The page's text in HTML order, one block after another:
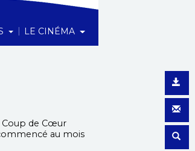
| LE CINÉMA
Coup de Cœur
au mois